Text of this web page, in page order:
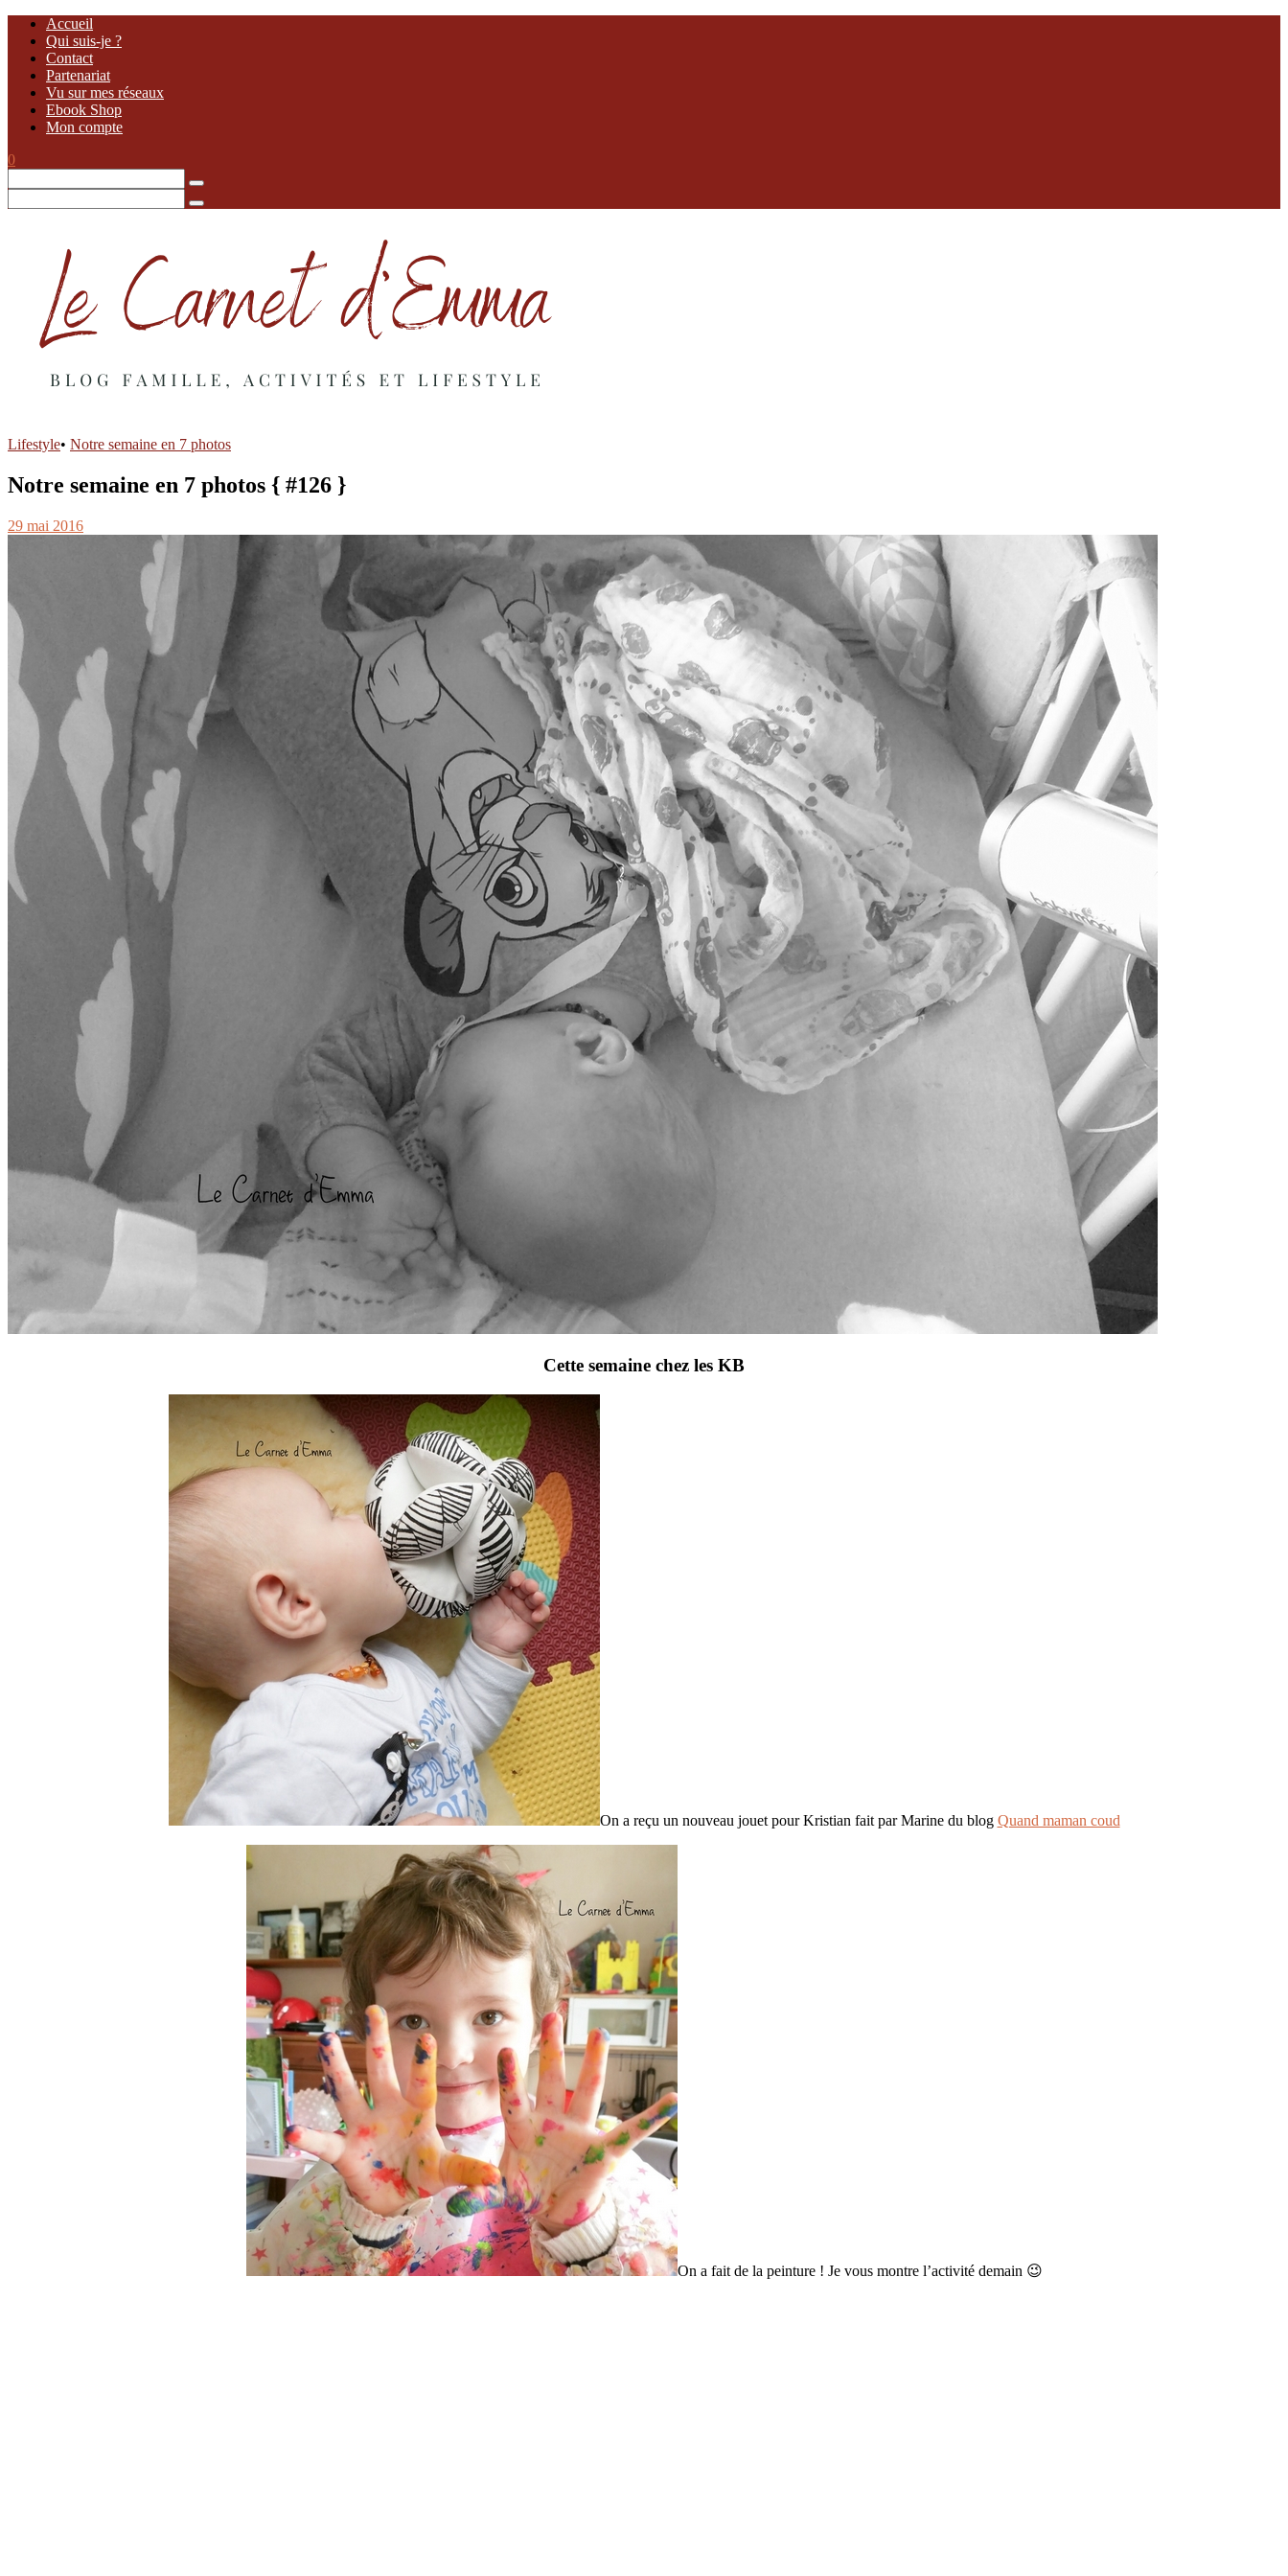
Accueil
Qui suis-je ?
Contact
Partenariat
Vu sur mes réseaux
Ebook Shop
Mon compte
0
Lifestyle• Notre semaine en 7 photos
Notre semaine en 7 photos { #126 }
29 mai 2016
Cette semaine chez les KB
On a reçu un nouveau jouet pour Kristian fait par Marine du blog Quand maman coud
On a fait de la peinture ! Je vous montre l’activité demain 😉